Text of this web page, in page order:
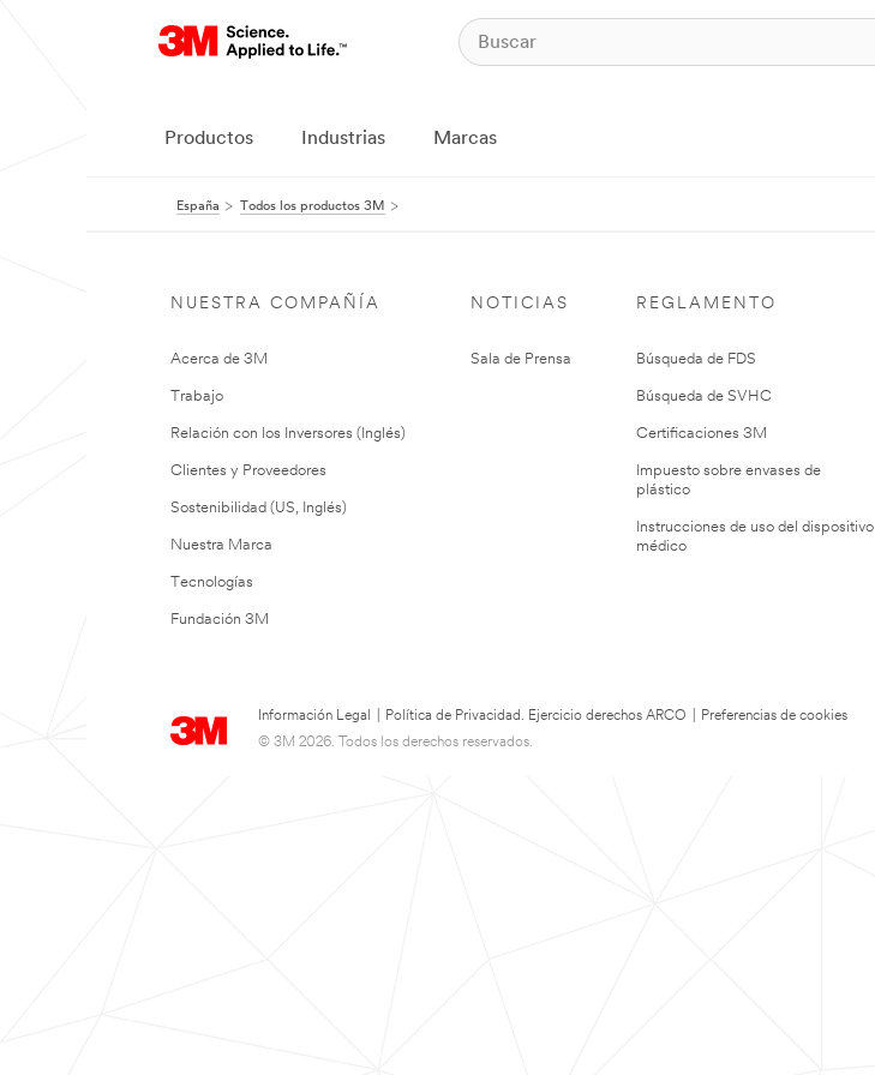
Productos Industrias Marcas
España Todos los productos 3M
NUESTRA COMPAÑÍA
Acerca de 3M
Trabajo
Relación con los Inversores (Inglés)
Clientes y Proveedores
Sostenibilidad (US, Inglés)
Nuestra Marca
Tecnologías
Fundación 3M
NOTICIAS
Sala de Prensa
REGLAMENTO
Búsqueda de FDS
Búsqueda de SVHC
Certificaciones 3M
Impuesto sobre envases de
plástico
Instrucciones de uso del dispositivo
médico
Información Legal Política de Privacidad. Ejercicio derechos ARCO
Preferencias de cookies
© 3M 2026. Todos los derechos reservados.